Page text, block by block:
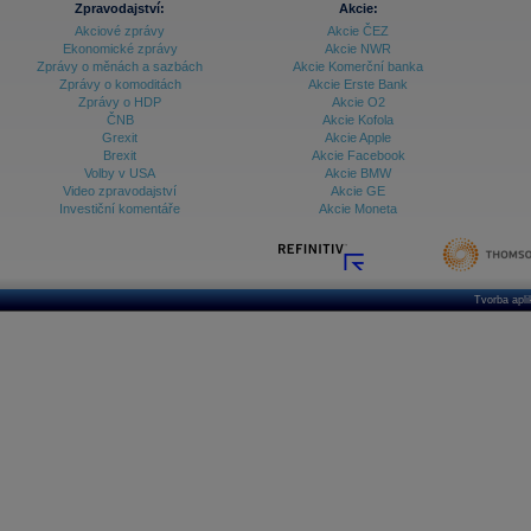
Archiv - Vývoj české koruny
Archiv analýz - Makroukazatele
Ceny průmyslových výrobců - Data a prognózy
Ceny průmyslových výrobců - Graf (ČR)
Ceny průmyslových výrobců - Kalendář (ČR)
Ceny průmyslových výrobců - Zpravodajství
Databanka - Ceny
Zpravodajství:
Akciové zprávy
Ekonomické zprávy
Zprávy o měnách a sazbách
Zprávy o komoditách
Zprávy o HDP
ČNB
Grexit
Brexit
Volby v USA
Video zpravodajství
Investiční komentáře
Akcie:
Akcie ČEZ
Akcie NWR
Akcie Komerční banka
Akcie Erste Bank
Akcie O2
Akcie Kofola
Akcie Apple
Akcie Facebook
Akcie BMW
Akcie GE
Akcie Moneta
Tvorba